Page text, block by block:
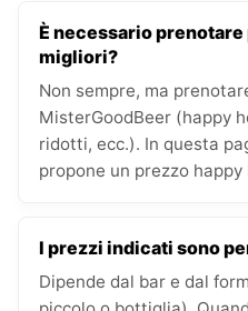
È necessario
migliori?
Non sempre, ma
MisterGoodBeer (happy
ridotti, ecc.). In questa
propone un prezzo happy
I prezzi indicati sono
Dipende dal bar e dal